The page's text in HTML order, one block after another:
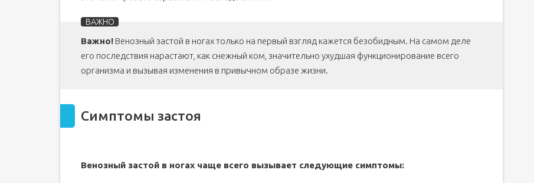
Важно! Венозный застой в ногах только на первый взгляд кажется безобидным. На самом деле
его последствия нарастают, как снежный ком, значительно ухудшая функционирование всего
организма и вызывая изменения в привычном образе жизни.
Симптомы застоя
Венозный застой в ногах чаще всего вызывает следующие симптомы: